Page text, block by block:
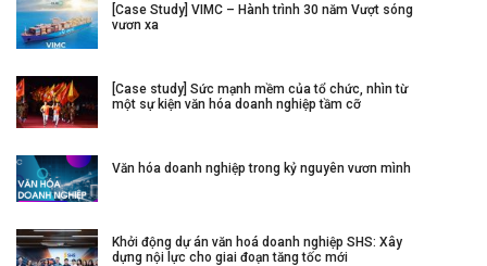
[Case Study] VIMC – Hành trình 30 năm Vượt sóng
vươn xa
[Case study] Sức mạnh mềm của tổ chức, nhìn từ
một sự kiện văn hóa doanh nghiệp tầm cỡ
Văn hóa doanh nghiệp trong kỷ nguyên vươn mình
Khởi động dự án văn hoá doanh nghiệp SHS: Xây
dựng nội lực cho giai đoạn tăng tốc mới